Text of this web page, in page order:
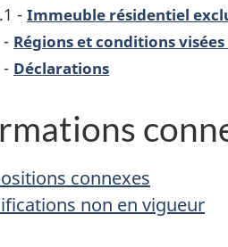
- Immeuble résidentiel
- Régions et conditions
- Déclarations
connexes
non en vigueur